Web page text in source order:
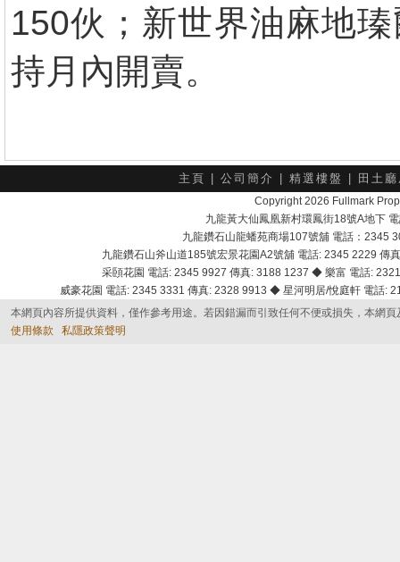
150伙；新世界油麻地
持月內開賣。
主頁 公司簡介 精選樓盤 田土
Copyright 2026 Fullmark
九龍黃大仙鳳凰新村環鳳街18號A地下
九龍鑽石山龍蟠苑商場107號舖 電話：2345
九龍鑽石山斧山道185號宏景花園A2號舖 電話: 2345 2229
采頣花園 電話: 2345 9927 傳真: 3188 1237 ◆ 樂富 電話:
威豪花園 電話: 2345 3331 傳真: 2328 9913 ◆ 星河明居/悅庭軒 電話
本網頁內容所提供資料，僅作參考用途。若因錯漏而引致任何不便或損失，本網
使用條款
私隱政策聲明